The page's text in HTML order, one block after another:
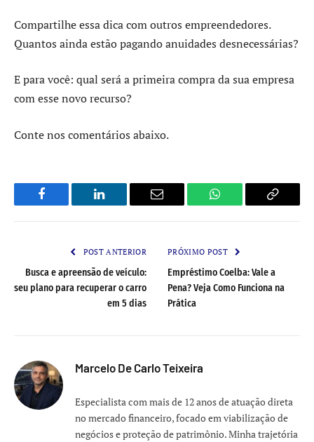
Compartilhe essa dica com outros empreendedores.
Quantos ainda estão pagando anuidades desnecessárias?
E para você: qual será a primeira compra da sua empresa
com esse novo recurso?
Conte nos comentários abaixo.
Facebook LinkedIn Email WhatsApp Copy
POST ANTERIOR
Busca e apreensão de veículo:
seu plano para recuperar o carro
em 5 dias
PRÓXIMO POST
Empréstimo Coelba: Vale a
Pena? Veja Como Funciona na
Prática
Marcelo De Carlo Teixeira
Especialista com mais de 12 anos de atuação direta
no mercado financeiro, focado em viabilização de
negócios e proteção de patrimônio. Minha trajetória